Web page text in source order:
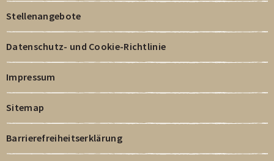
Stellenangebote
Datenschutz- und Cookie-Richtlinie
Impressum
Sitemap
Barrierefreiheitserklärung